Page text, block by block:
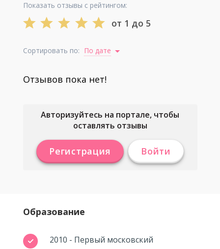
Показать отзывы с рейтингом:
от 1 до 5
Сортировать по: По дате
Отзывов пока нет!
Авторизуйтесь на портале, чтобы
оставлять отзывы
Регистрация Войти
Образование
2010 - Первый московский